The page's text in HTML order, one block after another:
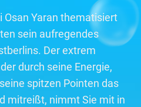
Osan Yaran thematisiert
sein aufregendes
Der extrem
durch seine Energie,
spitzen Pointen das
mitreißt, nimmt Sie mit in